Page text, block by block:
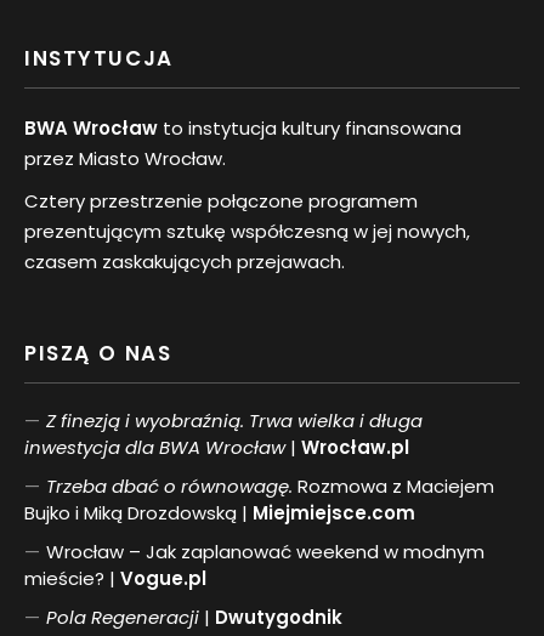
INSTYTUCJA
BWA Wrocław to instytucja kultury finansowana
przez Miasto Wrocław.
Cztery przestrzenie połączone programem
prezentującym sztukę współczesną w jej nowych,
czasem zaskakujących przejawach.
PISZĄ O NAS
Z finezją i wyobraźnią. Trwa wielka i długa
inwestycja dla BWA Wrocław| Wrocław.pl
Trzeba dbać o równowagę. Rozmowa z Maciejem
Bujko i Miką Drozdowską | Miejmiejsce.com
Wrocław – Jak zaplanować weekend w modnym
mieście? | Vogue.pl
PolaRegeneracji | Dwutygodnik